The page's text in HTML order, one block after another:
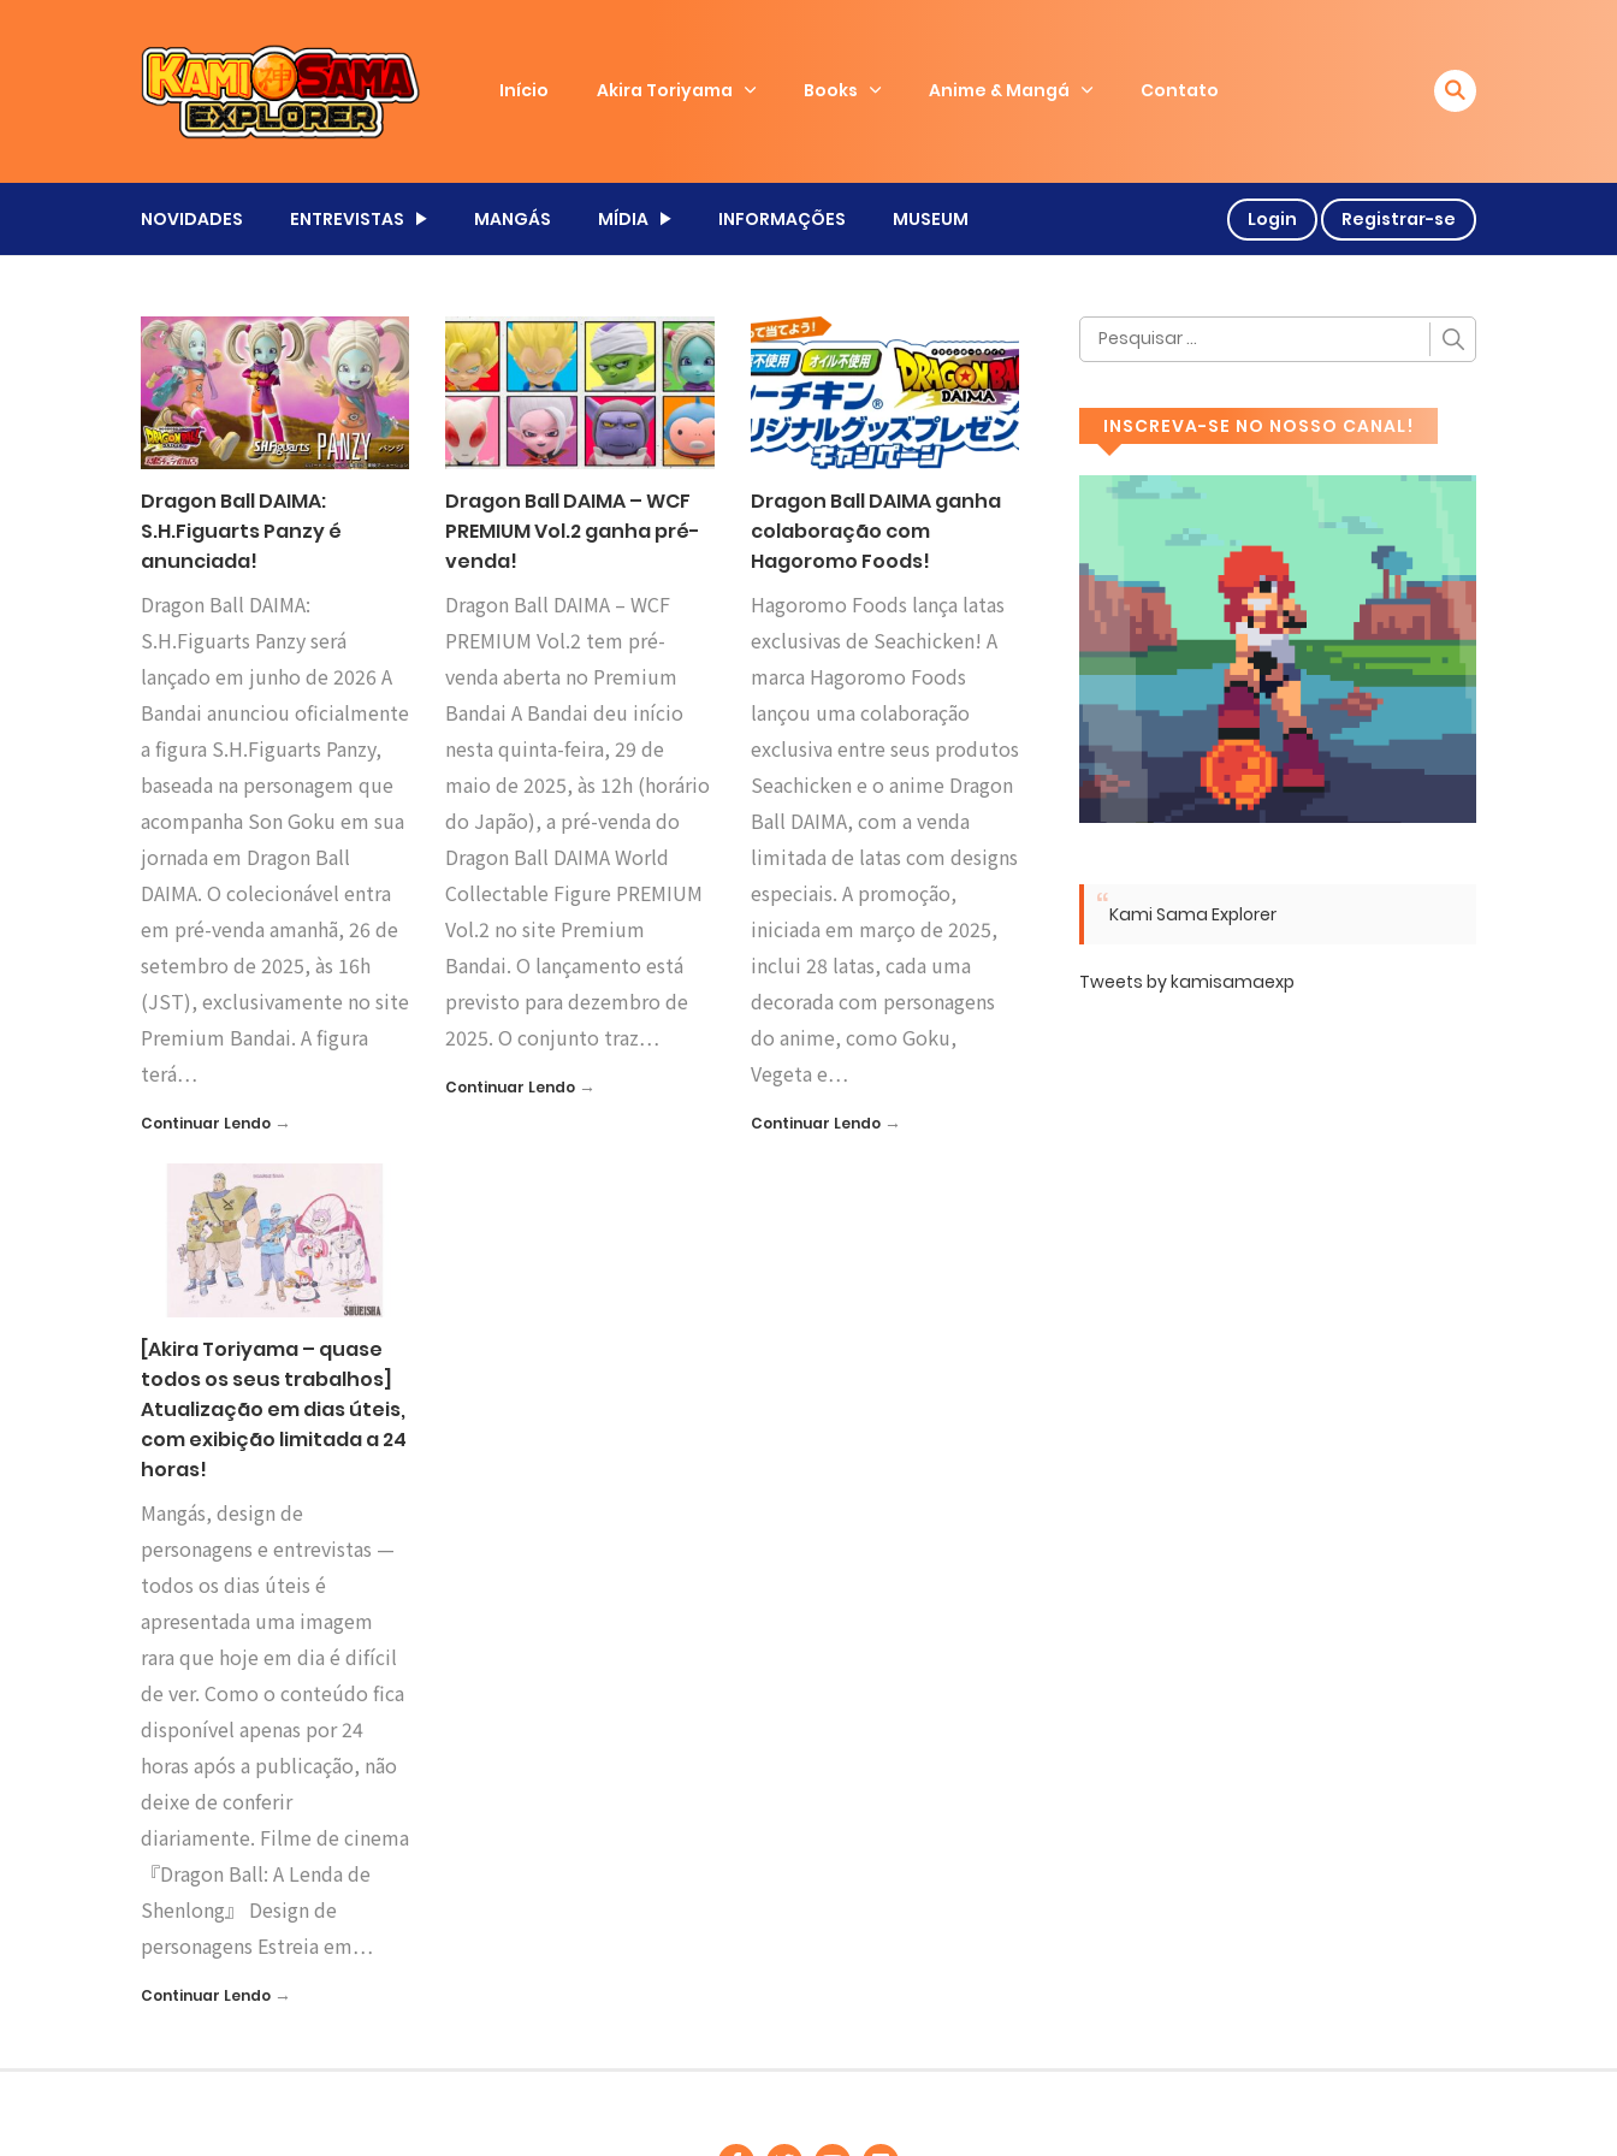
Início Akira Toriyama Books Anime & Mangá Contato
NOVIDADES ENTREVISTAS MANGÁS MÍDIA INFORMAÇÕES MUSEUM Login Registrar-se
Dragon Ball DAIMA:
S.H.Figuarts Panzy é
anunciada!
Dragon Ball DAIMA:
S.H.Figuarts Panzy será
lançado em junho de 2026 A
Bandai anunciou oficialmente
a figura S.H.Figuarts Panzy,
baseada na personagem que
acompanha Son Goku em sua
jornada em Dragon Ball
DAIMA. O colecionável entra
em pré-venda amanhã, 26 de
setembro de 2025, às 16h
(JST), exclusivamente no site
Premium Bandai. A figura
terá…
Continuar Lendo →
Dragon Ball DAIMA – WCF
PREMIUM Vol.2 ganha pré-
venda!
Dragon Ball DAIMA – WCF
PREMIUM Vol.2 tem pré-
venda aberta no Premium
Bandai A Bandai deu início
nesta quinta-feira, 29 de
maio de 2025, às 12h (horário
do Japão), a pré-venda do
Dragon Ball DAIMA World
Collectable Figure PREMIUM
Vol.2 no site Premium
Bandai. O lançamento está
previsto para dezembro de
2025. O conjunto traz…
Continuar Lendo →
Dragon Ball DAIMA ganha
colaboração com
Hagoromo Foods!
Hagoromo Foods lança latas
exclusivas de Seachicken! A
marca Hagoromo Foods
lançou uma colaboração
exclusiva entre seus produtos
Seachicken e o anime Dragon
Ball DAIMA, com a venda
limitada de latas com designs
especiais. A promoção,
iniciada em março de 2025,
inclui 28 latas, cada uma
decorada com personagens
do anime, como Goku,
Vegeta e…
Continuar Lendo→
[Akira Toriyama – quase
todos os seus trabalhos]
Atualização em dias úteis,
com exibição limitada a 24
horas!
Mangás, design de
personagens e entrevistas —
todos os dias úteis é
apresentada uma imagem
rara que hoje em dia é difícil
de ver. Como o conteúdo fica
disponível apenas por 24
horas após a publicação, não
deixe de conferir
diariamente. Filme de cinema
『Dragon Ball: A Lenda de
Shenlong』 Design de
personagens Estreia em…
Continuar Lendo →
INSCREVA-SE NO NOSSO CANAL!
Kami Sama Explorer
Tweets by kamisamaexp